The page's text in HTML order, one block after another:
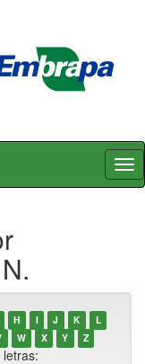
H I J K
L
W X Y Z